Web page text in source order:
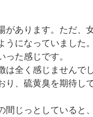
あります。ただ、
になっていました。
た感じです。
全く感じませんでし
り、硫黄臭を期待し
じっとしていると